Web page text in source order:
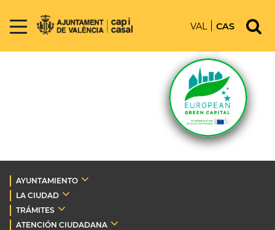
VAL CAS
AYUNTAMIENTO
LA CIUDAD
TRÁMITES
ATENCIÓN CIUDADANA